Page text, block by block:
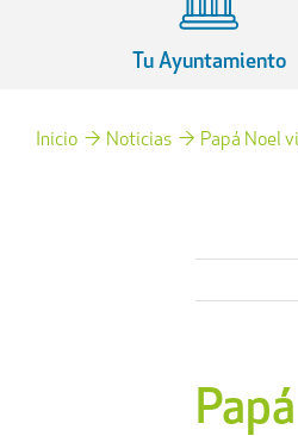
Tu Ayuntamiento
Inicio Noticias Papá Noel